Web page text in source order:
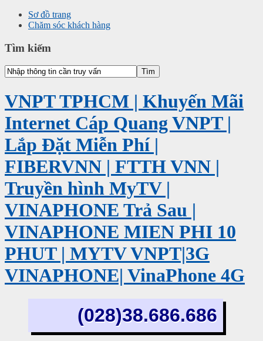
Sơ đồ trang
Chăm sóc khách hàng
Tìm kiếm
VNPT TPHCM | Khuyến Mãi
Internet Cáp Quang VNPT |
Lắp Đặt Miễn Phí |
FIBERVNN | FTTH VNN |
Truyền hình MyTV |
VINAPHONE Trả Sau |
VINAPHONE MIEN PHI 10
PHUT | MYTV VNPT|3G
VINAPHONE| VinaPhone 4G
(028)38.686.686